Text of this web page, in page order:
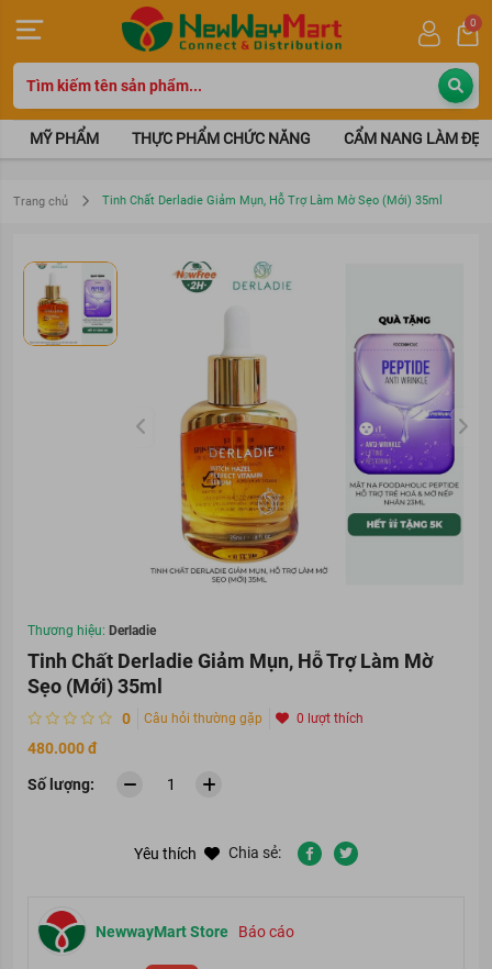
0
MỸ PHẨM THỰC PHẨM CHỨC NĂNG CẨM NANG LÀM ĐẸP
Trang chủ Tinh Chất Derladie Giảm Mụn, Hỗ Trợ Làm Mờ Sẹo (Mới) 35ml
Thương hiệu: Derladie
Tinh Chất Derladie Giảm Mụn, Hỗ Trợ Làm Mờ
Sẹo (Mới) 35ml
0 Câu hỏi thường gặp 0 lượt thích
480.000 đ
Số lượng:
NewwayMart Store Báo cáo
Yêu thích Chia sẻ: